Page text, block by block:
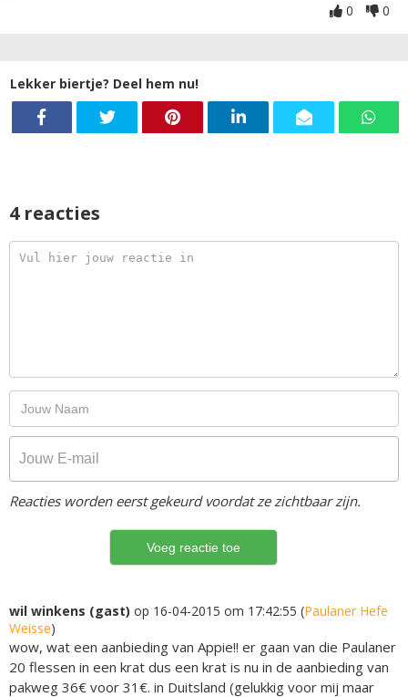
0 0
Lekker biertje? Deel hem nu!
4 reacties
Reacties worden eerst gekeurd voordat ze zichtbaar zijn.
wil winkens (gast) op 16-04-2015 om 17:42:55 (Paulaner Hefe
Weisse)
wow, wat een aanbieding van Appie!! er gaan van die Paulaner
20 flessen in een krat dus een krat is nu in de aanbieding van
pakweg 36€ voor 31€. in Duitsland (gelukkig voor mij maar